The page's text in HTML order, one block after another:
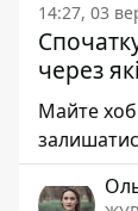
14:27, 03
через
Майте